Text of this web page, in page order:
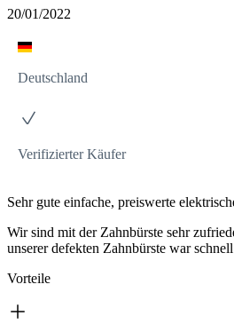
20/01/2022
Deutschland
Verifizierter Käufer
Sehr gute einfache, preiswerte
Wir sind mit der Zahnbürste sehr
unserer defekten Zahnbürste war
Vorteile